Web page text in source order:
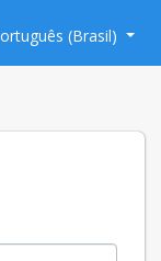
(Brasil)